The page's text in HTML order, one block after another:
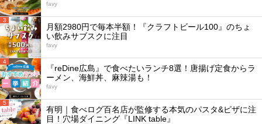
favy
3
月額2980円で毎本半額！『クラフトビール100』のちょ
い飲みサブスクに注目
favy
4
『reDine広島』で食べたいランチ8選！唐揚げ定食からラ
ーメン、海鮮丼、麻辣湯も！
favy
5
有明｜食べログ百名店が監修する本気のパスタ&ピザに注
目！穴場ダイニング『LINK table』